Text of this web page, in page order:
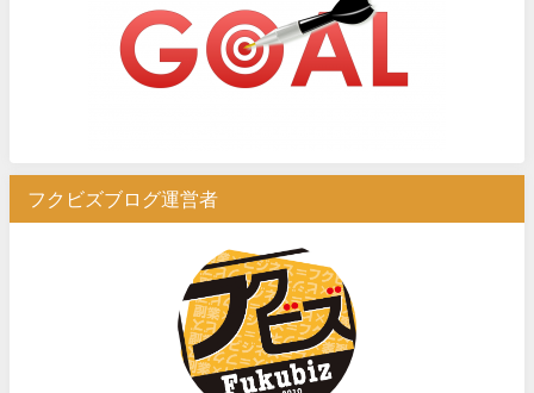
フクビズブログ運営者